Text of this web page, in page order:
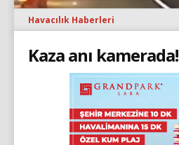
Havacılık Haberleri
Kaza anı kamerada!